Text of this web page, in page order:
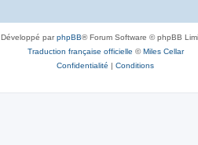
Développé parphpBB® Forum Software © phpBB
Traduction française officielle ©Miles Cellar
Confidentialité | Conditions